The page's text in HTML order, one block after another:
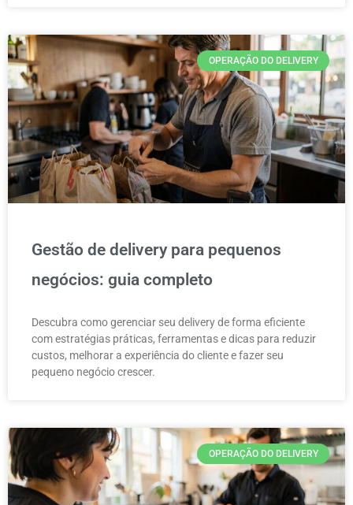
OPERAÇÃO DO DELIVERY
Gestão de delivery para pequenos
negócios: guia completo
Descubra como gerenciar seu delivery de forma eficiente
com estratégias práticas, ferramentas e dicas para reduzir
custos, melhorar a experiência do cliente e fazer seu
pequeno negócio crescer.
OPERAÇÃO DO DELIVERY